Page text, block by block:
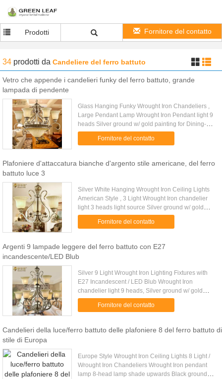
Prodotti Fornitore del contatto
34 prodotti da Candeliere del ferro battuto
Vetro che appende i candelieri funky del ferro battuto, grande
lampada di pendente
Glass Hanging Funky Wrought Iron Chandeliers ,
Large Pendant Lamp Wrought Iron Pendant light 9
heads Silver ground w/ gold painting for Dining-
room light Living room light bedroom light &
Corridor light. ...
Fornitore del contatto
Plafoniere d'attaccatura bianche d'argento stile americane, del ferro
battuto luce 3
Silver White Hanging Wrought Iron Ceiling Lights
American Style , 3 Light Wrought Iron chandelier
light 3 heads light source Silver ground w/ gold
painting for Dining-room light Living room light
bedroom light ...
Fornitore del contatto
Argenti 9 lampade leggere del ferro battuto con E27
incandescente/LED Blub
Silver 9 Light Wrought Iron Lighting Fixtures with
E27 Incandescent / LED Blub Wrought Iron
chandelier light 9 heads, Silver ground w/ gold
painting for Dining-room lamp Living room lamp
bedroom lamp & Corridor ...
Fornitore del contatto
Candelieri della luce/ferro battuto delle plafoniere 8 del ferro battuto di
stile di Europa
Europe Style Wrought Iron Ceiling Lights 8 Light /
Wrought Iron Chandeliers Wrought Iron pendant
lamp 8-head lamp shade upwards Black ground w/